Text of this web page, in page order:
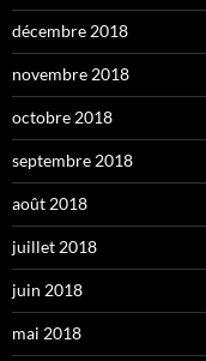
décembre 2018
novembre 2018
octobre 2018
septembre 2018
août 2018
juillet 2018
juin 2018
mai 2018